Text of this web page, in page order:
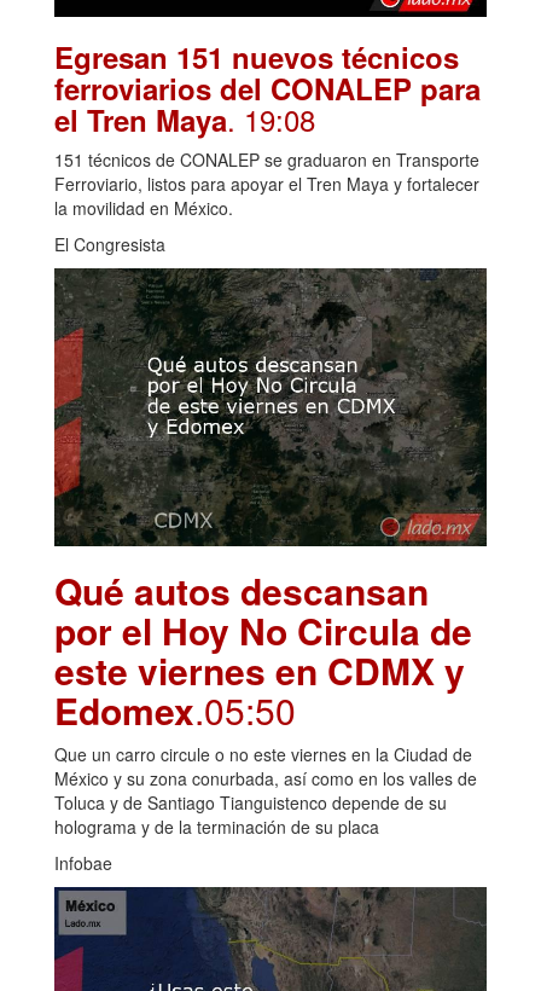
Egresan 151 nuevos técnicos
ferroviarios del CONALEP para
el Tren Maya. 19:08
151 técnicos de CONALEP se graduaron en Transporte
Ferroviario, listos para apoyar el Tren Maya y fortalecer
la movilidad en México.
El Congresista
Qué autos descansan
por el Hoy No Circula de
este viernes en CDMX y
Edomex.05:50
Que un carro circule o no este viernes en la Ciudad de
México y su zona conurbada, así como en los valles de
Toluca y de Santiago Tianguistenco depende de su
holograma y de la terminación de su placa
Infobae